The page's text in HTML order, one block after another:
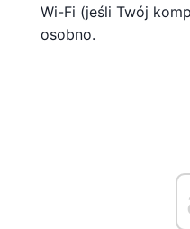
Wi-Fi (jeśli Twój
osobno.